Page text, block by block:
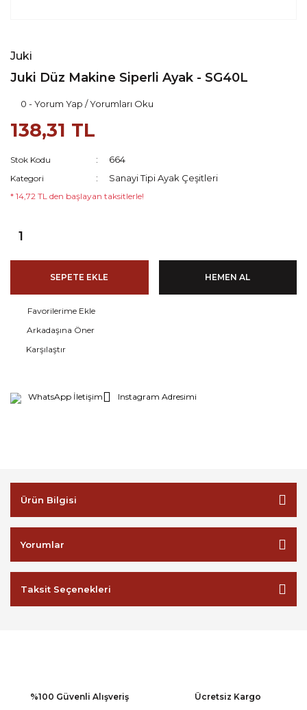
Juki
Juki Düz Makine Siperli Ayak - SG40L
0 - Yorum Yap / Yorumları Oku
138,31 TL
Stok Kodu 664
Kategori Sanayi Tipi Ayak Çeşitleri
* 14,72 TL den başlayan taksitlerle!
SEPETE EKLE HEMEN AL
Arkadaşına Öner
Karşılaştır
WhatsApp İletişim Instagram Adresimi
Ürün Bilgisi
Yorumlar
Taksit Seçenekleri
%100 Güvenli Alışveriş Ücretsiz Kargo